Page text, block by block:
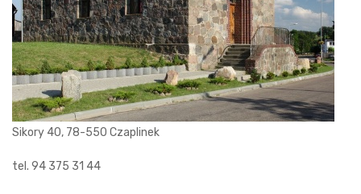
Sikory 40, 78-550 Czaplinek
tel. 94 375 31 44